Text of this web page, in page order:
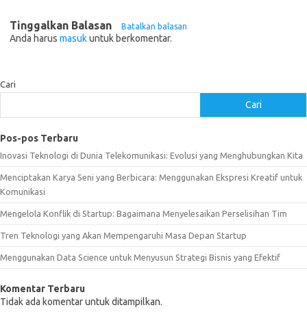
Tinggalkan Balasan Batalkan balasan
Anda harus masukuntuk berkomentar.
Cari
Cari
Pos-pos Terbaru
Inovasi Teknologi di Dunia Telekomunikasi: Evolusi yang Menghubungkan Kita
Menciptakan Karya Seni yang Berbicara: Menggunakan Ekspresi Kreatif untuk
Komunikasi
Mengelola Konflik di Startup: Bagaimana Menyelesaikan Perselisihan Tim
Tren Teknologi yang Akan Mempengaruhi Masa Depan Startup
Menggunakan Data Science untuk Menyusun Strategi Bisnis yang Efektif
Komentar Terbaru
Tidak ada komentar untuk ditampilkan.